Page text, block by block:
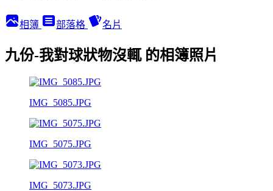
相簿 部落格 名片
九份-我對球狀物沒輒 的相簿照片
IMG_5085.JPG
IMG_5075.JPG
IMG_5073.JPG